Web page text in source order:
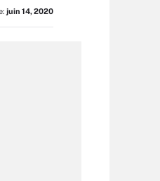
juin 14, 2020